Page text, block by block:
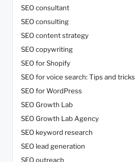
SEO consultant
SEO consulting
SEO content strategy
SEO copywriting
SEO for Shopify
SEO for voice search: Tips and tricks
SEO for WordPress
SEO Growth Lab
SEO Growth Lab Agency
SEO keyword research
SEO lead generation
SEO outreach